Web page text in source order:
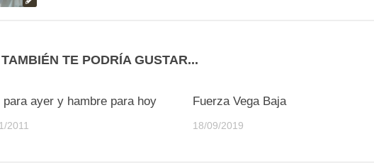
TAMBIÉN TE PODRÍA GUSTAR...
para ayer y hambre para hoy
2011
Fuerza Vega Baja
18/09/2019